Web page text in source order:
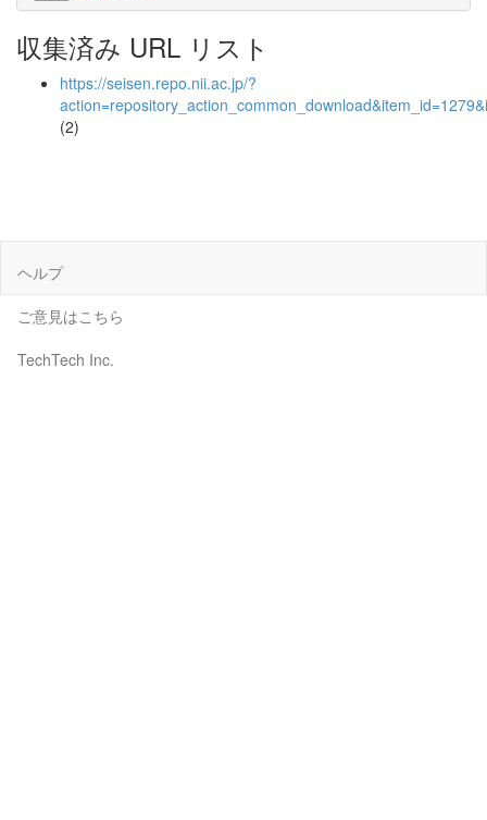
収集済み URL リスト
https://seisen.repo.nii.ac.jp/?
(2)
ヘルプ
ご意見はこちら
TechTech Inc.